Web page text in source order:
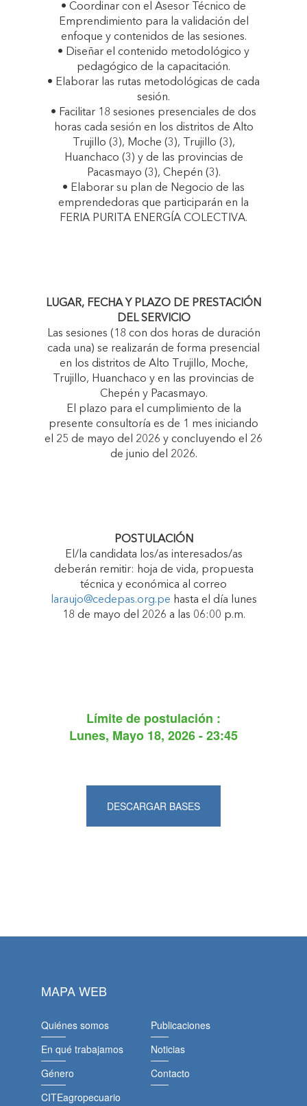
• Coordinar con el Asesor Técnico de
Emprendimiento para la validación del
enfoque y contenidos de las sesiones.
• Diseñar el contenido metodológico y
pedagógico de la capacitación.
• Elaborar las rutas metodológicas de cada
sesión.
• Facilitar 18 sesiones presenciales de dos
horas cada sesión en los distritos de Alto
Trujillo (3), Moche (3), Trujillo (3),
Huanchaco (3) y de las provincias de
Pacasmayo (3), Chepén (3).
• Elaborar su plan de Negocio de las
emprendedoras que participarán en la
FERIA PURITA ENERGÍA COLECTIVA.
LUGAR, FECHA Y PLAZO DE PRESTACIÓN
DEL SERVICIO
Las sesiones (18 con dos horas de duración
cada una) se realizarán de forma presencial
en los distritos de Alto Trujillo, Moche,
Trujillo, Huanchaco y en las provincias de
Chepén y Pacasmayo.
El plazo para el cumplimiento de la
presente consultoría es de 1 mes iniciando
el 25 de mayo del 2026 y concluyendo el 26
de junio del 2026.
POSTULACIÓN
El/la candidata los/as interesados/as
deberán remitir: hoja de vida, propuesta
técnica y económica al correo
laraujo@cedepas.org.pe hasta el día lunes
18 de mayo del 2026 a las 06:00 p.m.
Límite de postulación :
Lunes, Mayo 18, 2026 - 23:45
DESCARGAR BASES
MAPA WEB
Quiénes somos
En qué trabajamos
Género
CITEagropecuario
Publicaciones
Noticias
Contacto